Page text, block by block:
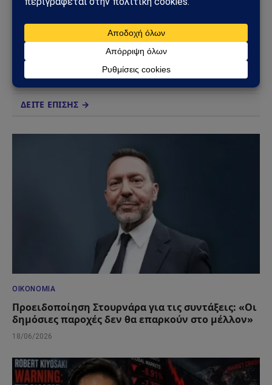
(Twitter)
και ανάλυσης με έμφαση στη γεωπολιτική, τη διεθνή
ασφάλεια, τα εθνικά ζητήματα και τις διεθνείς εξελίξεις
που επηρεάζουν την Ελλάδα και τον ευρύτερο ελληνισμό.
ΔΕΙΤΕ ΕΠΙΣΗΣ →
ΟΙΚΟΝΟΜΊΑ
Προειδοποίηση Στουρνάρα για τις συντάξεις: «Οι
δημόσιες παροχές δεν θα επαρκούν στο μέλλον»
18/06/2026